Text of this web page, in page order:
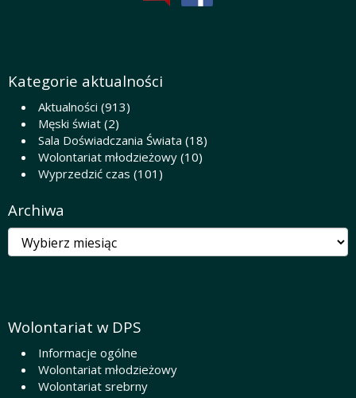
Kategorie aktualności
Aktualności (913)
Męski świat (2)
Sala Doświadczania Świata (18)
Wolontariat młodzieżowy (10)
Wyprzedzić czas (101)
Archiwa
Archiwa
Wolontariat w DPS
Informacje ogólne
Wolontariat młodzieżowy
Wolontariat srebrny